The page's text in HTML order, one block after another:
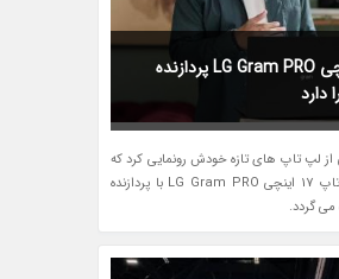
لپ تاپ 17 اینچی LG Gram PRO پردازنده
لپ تاپ های تازه خودش رونمایی کرد که
در میان آن ها، لپ تاپ 17 اینچی LG Gram PRO با پردازنده